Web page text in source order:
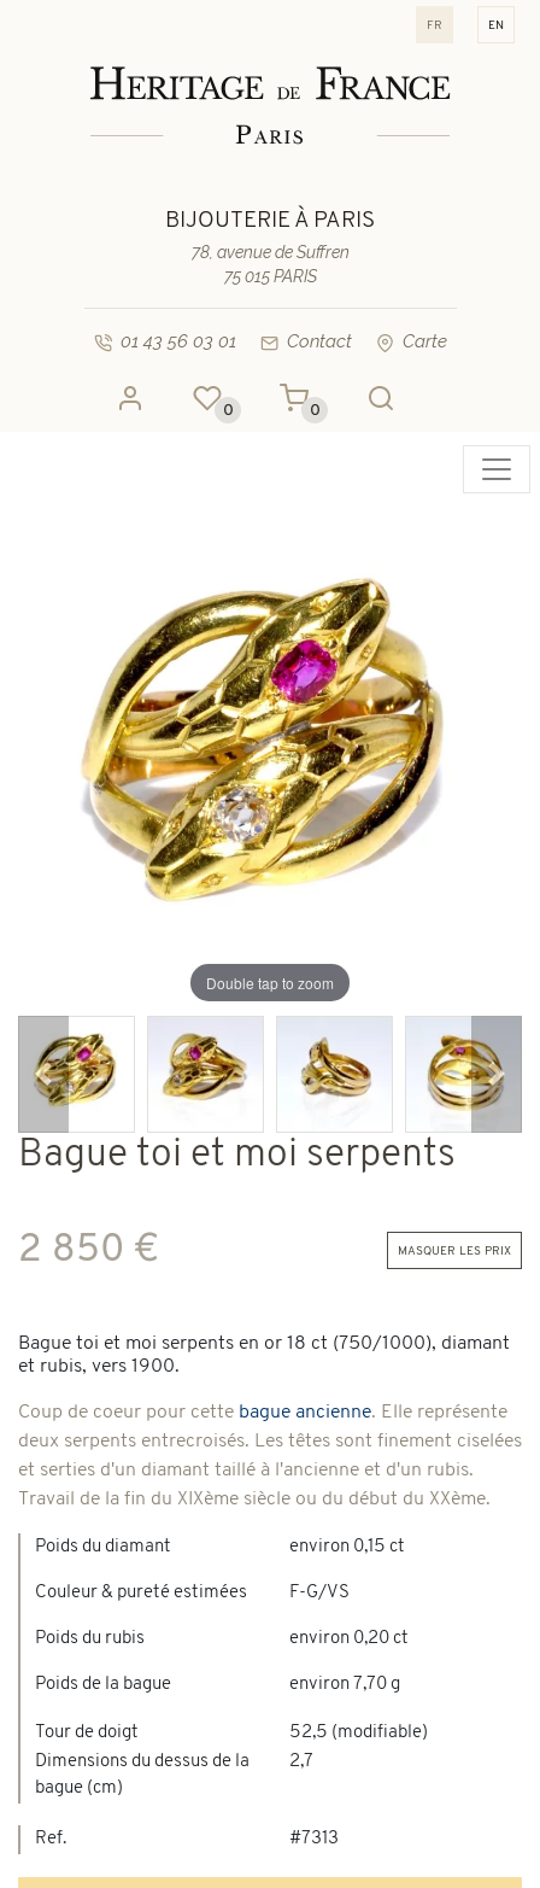
fr en
BIJOUTERIE À PARIS
78, avenue de Suffren
75 015 PARIS
01 43 56 03 01 Contact Carte
0 0
Double tap to zoom
Précédent
Bague toi et moi serpents
2 850 € masquer les prix
Bague toi et moi serpents en or 18 ct (750/1000), diamant
et rubis, vers 1900.
Coup de coeur pour cette bague ancienne. Elle représente
deux serpents entrecroisés. Les têtes sont finement ciselées
et serties d'un diamant taillé à l'ancienne et d'un rubis.
Travail de la fin du XIXème siècle ou du début du XXème.
Poids du diamant
Couleur & pureté estimées
Poids du rubis
Poids de la bague
environ 0,15 ct
F-G/VS
environ 0,20 ct
environ 7,70 g
Tour de doigt
52,5 (modifiable)
Dimensions du dessus de la
bague (cm)
2,7
Ref. #7313